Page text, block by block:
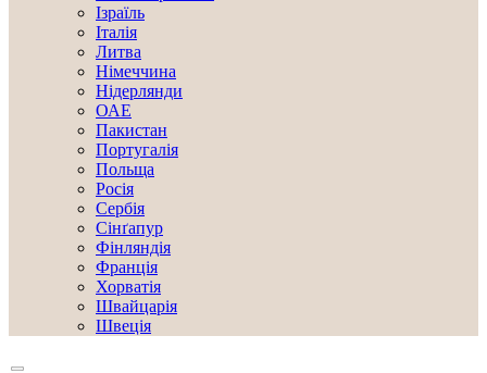
Ізраїль
Італія
Литва
Німеччина
Нідерлянди
ОАЕ
Пакистан
Португалія
Польща
Росія
Сербія
Сінґапур
Фінляндія
Франція
Хорватія
Швайцарія
Швеція